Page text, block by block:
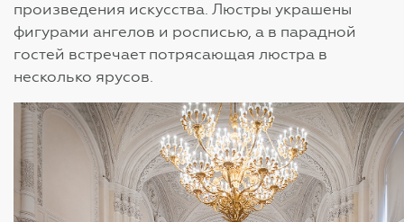
произведения искусства. Люстры украшены
фигурами ангелов и росписью, а в парадной
гостей встречает потрясающая люстра в
несколько ярусов.